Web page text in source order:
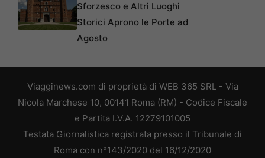
Sforzesco e Altri Luoghi
Storici Aprono le Porte ad
Agosto
Viagginews.com di proprietà di WEB 365 SRL - Via
Nicola Marchese 10, 00141 Roma (RM) - Codice Fiscale
e Partita I.V.A. 12279101005
Testata Giornalistica registrata presso il Tribunale di
Roma con n°143/2020 del 16/12/2020